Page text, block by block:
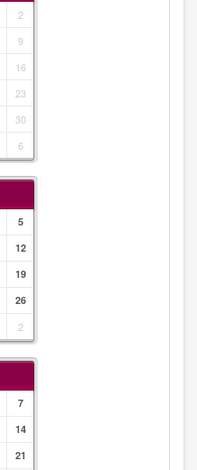
2
9
16
23
30
6
5
12
19
26
2
7
14
21